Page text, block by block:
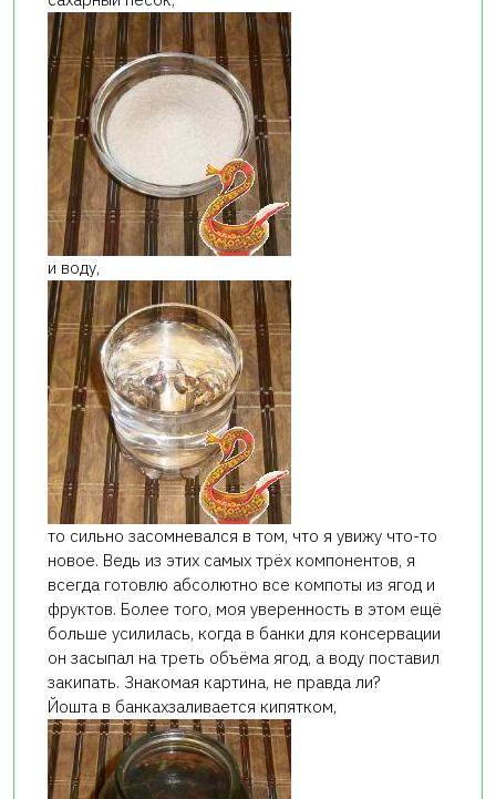
и воду,
то сильно засомневался в том, что я увижу что-то
новое. Ведь из этих самых трёх компонентов, я
всегда готовлю абсолютно все компоты из ягод и
фруктов. Более того, моя уверенность в этом ещё
больше усилилась, когда в банки для консервации
он засыпал на треть объёма ягод, а воду поставил
закипать. Знакомая картина, не правда ли?
Йошта в банкахзаливается кипятком,